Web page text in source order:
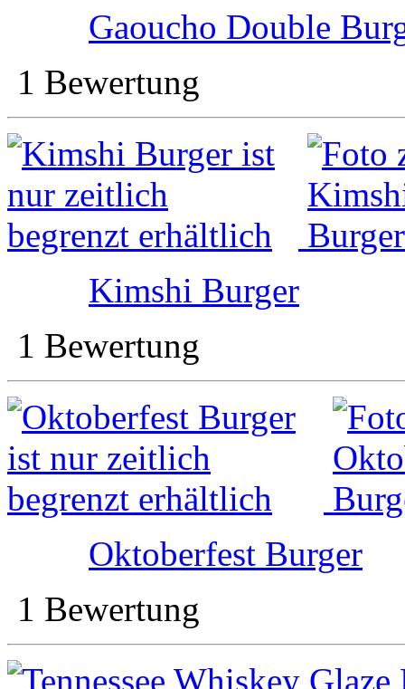
Gaoucho Double
1 Bewertung
Kimshi Burger
1 Bewertung
Oktoberfest Burger
1 Bewertung